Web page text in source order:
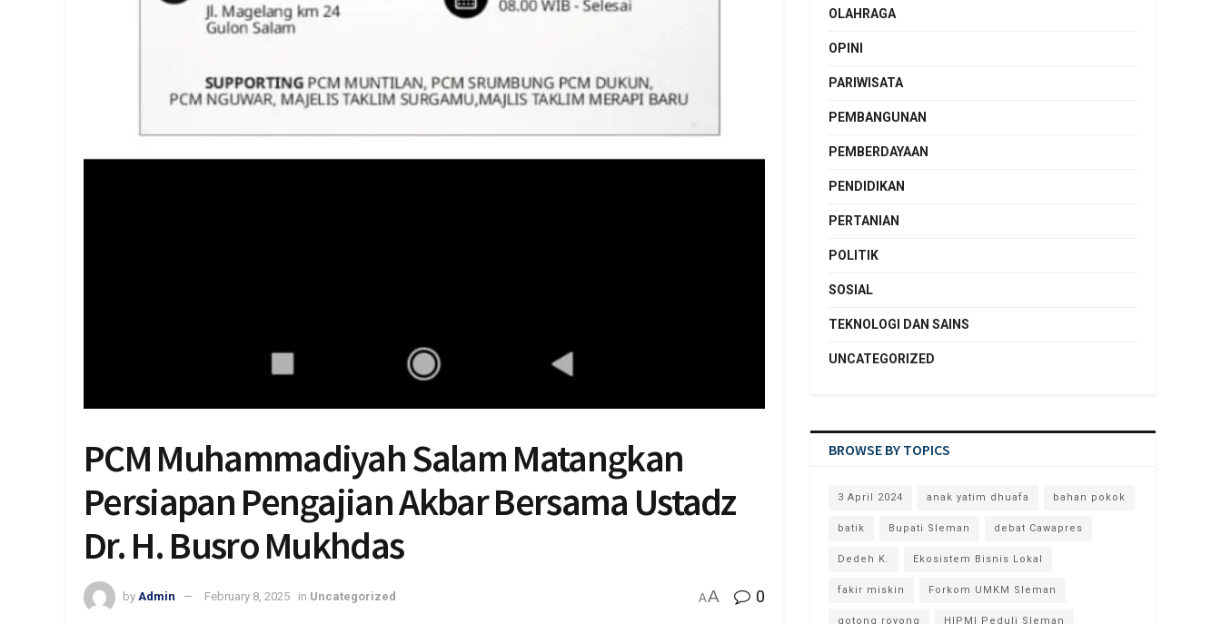
PCM Muhammadiyah Salam Matangkan
Persiapan Pengajian Akbar Bersama Ustadz
Dr. H. Busro Mukhdas
by Admin February 8, 2025 in Uncategorized AA 0
OLAHRAGA
OPINI
PARIWISATA
PEMBANGUNAN
PEMBERDAYAAN
PENDIDIKAN
PERTANIAN
POLITIK
SOSIAL
TEKNOLOGI DAN SAINS
UNCATEGORIZED
BROWSE BY TOPICS
3 April 2024 anak yatim dhuafa bahan pokok
batik Bupati Sleman debat Cawapres
Dedeh K. Ekosistem Bisnis Lokal
fakir miskin Forkom UMKM Sleman
gotong royong HIPMI Peduli Sleman